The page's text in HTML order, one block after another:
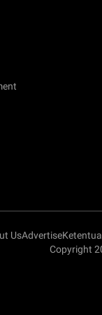
UsAdvertise
Copyright